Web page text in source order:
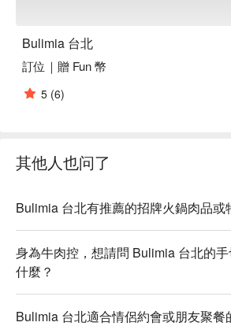
Bulimia 台北
訂位｜贈 Fun 幣
5 (6)
其他人也问了
Bulimia 台北有推薦的招牌火鍋肉品或
身為牛肉控，想請問 Bulimia 台北的
什麼？
Bulimia 台北適合情侶約會或朋友聚餐